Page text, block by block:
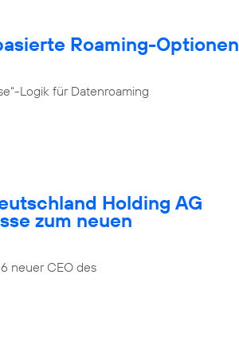
Roaming-Optionen
Logik für Datenroaming
Holding AG
zum neuen
neuer CEO des